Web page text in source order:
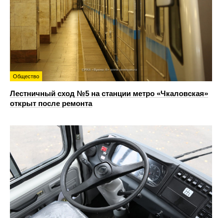
Общество
Лестничный сход №5 на станции метро «Чкаловская»
открыт после ремонта